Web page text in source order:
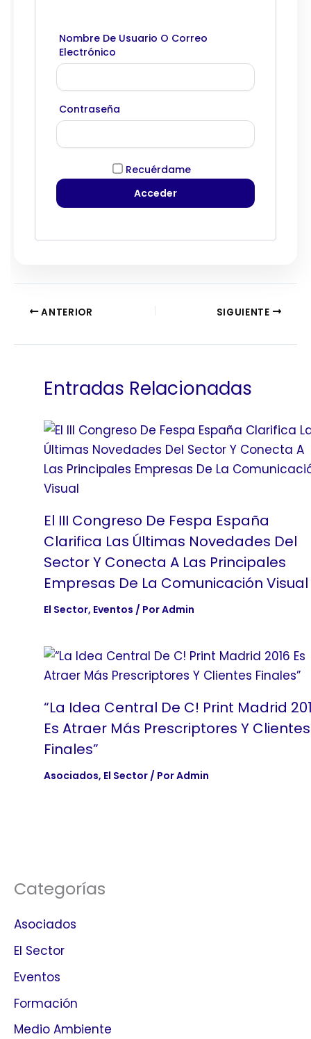
Nombre De Usuario O Correo
Electrónico
Contraseña
Recuérdame
ANTERIOR SIGUIENTE
Entradas Relacionadas
El III Congreso De Fespa España
Clarifica Las Últimas Novedades Del
Sector Y Conecta A Las Principales
Empresas De La Comunicación Visual
El Sector, Eventos / PorAdmin
“La Idea Central De C! Print Madrid
Es Atraer Más Prescriptores Y Clientes
Finales”
Asociados, El Sector/ PorAdmin
Categorías
Asociados
El Sector
Eventos
Formación
Medio Ambiente